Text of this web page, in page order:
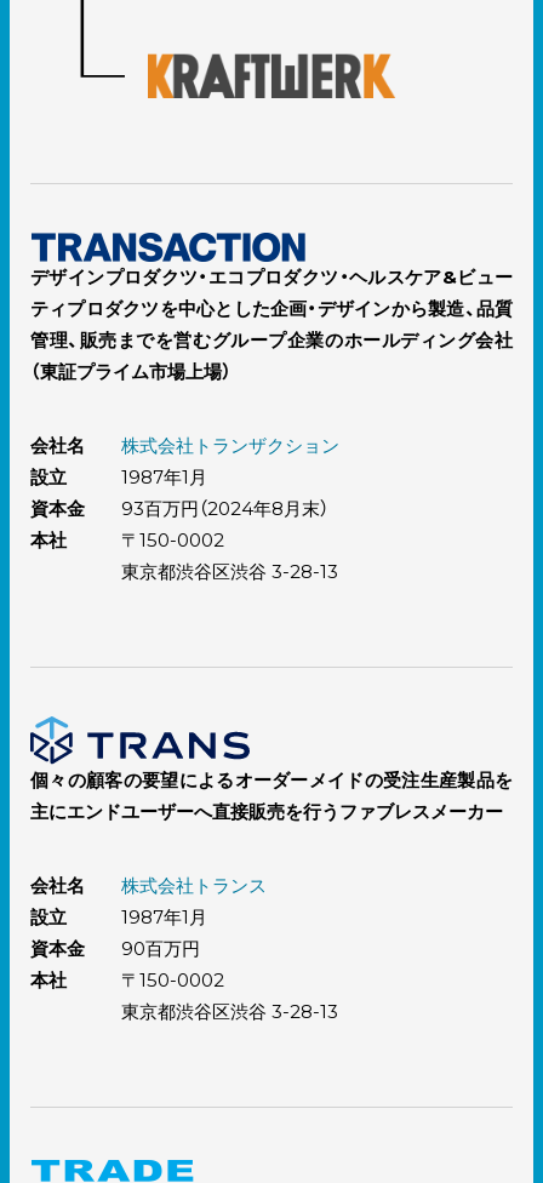
デザインプロダクツ・エコプロダクツ・ヘルスケア&ビュー
ティプロダクツを中心とした企画・デザインから製造、品質
管理、販売までを営むグループ企業のホールディング会社
（東証プライム市場上場）
会社名
株式会社トランザクション
設立
1987年1月
資本金
93百万円（2024年8月末）
本社
〒150-0002
東京都渋谷区渋谷 3-28-13
個々の顧客の要望によるオーダーメイドの受注生産製品を
主にエンドユーザーへ直接販売を行うファブレスメーカー
会社名
株式会社トランス
設立
1987年1月
資本金
90百万円
本社
〒150-0002
東京都渋谷区渋谷 3-28-13